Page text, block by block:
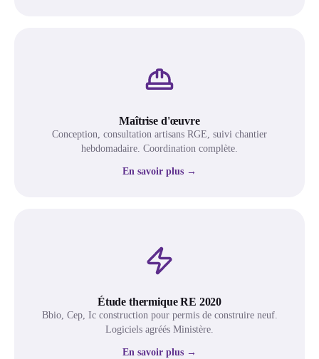
Maîtrise d'œuvre
Conception, consultation artisans RGE, suivi chantier
hebdomadaire. Coordination complète.
En savoir plus →
Étude thermique RE 2020
Bbio, Cep, Ic construction pour permis de construire neuf.
Logiciels agréés Ministère.
En savoir plus →